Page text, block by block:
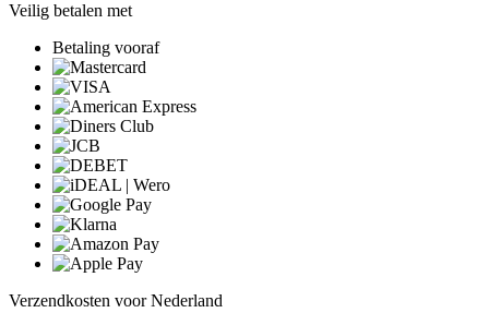
Veilig betalen met
Betaling vooraf
Verzendkosten voor Nederland